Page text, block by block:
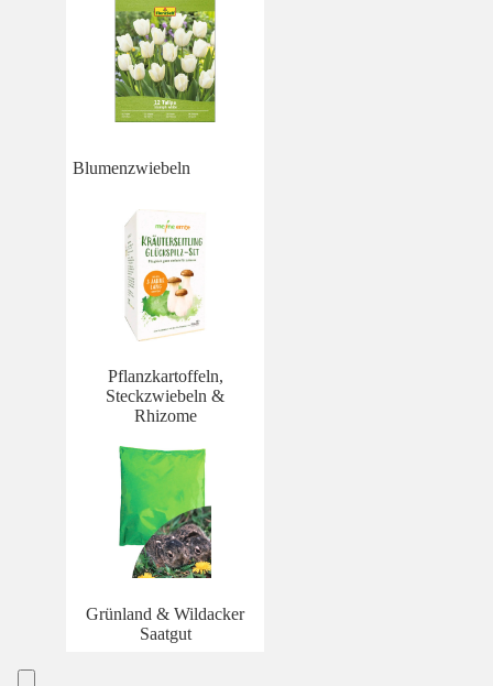
Blumenzwiebeln
Pflanzkartoffeln,
Steckzwiebeln &
Rhizome
Grünland & Wildacker
Saatgut